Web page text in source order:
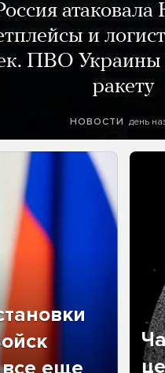
и
ПВО Украины
ракету
НОВОСТИ день
все еще